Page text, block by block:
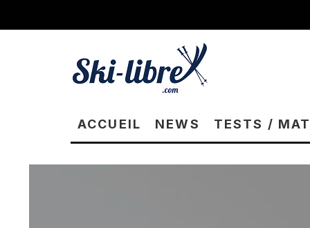
ACCUEIL NEWS TESTS /